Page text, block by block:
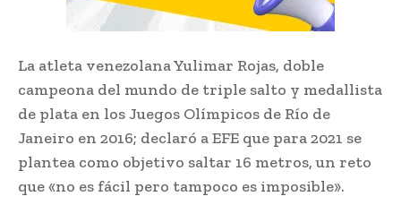
La atleta venezolana Yulimar Rojas, doble
campeona del mundo de triple salto y medallista
de plata en los Juegos Olímpicos de Río de
Janeiro en 2016; declaró a EFE que para 2021 se
plantea como objetivo saltar 16 metros, un reto
que «no es fácil pero tampoco es imposible».